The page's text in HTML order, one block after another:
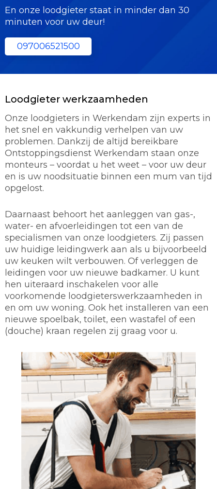
En onze loodgieter staat in minder dan 30
minuten voor uw deur!
097006521500
Loodgieter werkzaamheden
Onze loodgieters in Werkendam zijn experts in
het snel en vakkundig verhelpen van uw
problemen. Dankzij de altijd bereikbare
Ontstoppingsdienst Werkendam staan onze
monteurs – voordat u het weet – voor uw deur
en is uw noodsituatie binnen een mum van tijd
opgelost.
Daarnaast behoort het aanleggen van gas-,
water- en afvoerleidingen tot een van de
specialismen van onze loodgieters. Zij passen
uw huidige leidingwerk aan als u bijvoorbeeld
uw keuken wilt verbouwen. Of verleggen de
leidingen voor uw nieuwe badkamer. U kunt
hen uiteraard inschakelen voor alle
voorkomende loodgieterswerkzaamheden in
en om uw woning. Ook het installeren van een
nieuwe spoelbak, toilet, een wastafel of een
(douche) kraan regelen zij graag voor u.